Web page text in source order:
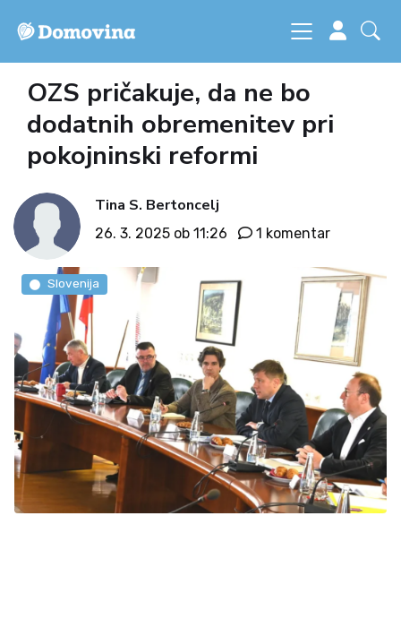
OZS pričakuje, da ne bo
dodatnih obremenitev pri
pokojninski reformi
Tina S. Bertoncelj
26. 3. 2025 ob 11:26 1 komentar
Slovenija